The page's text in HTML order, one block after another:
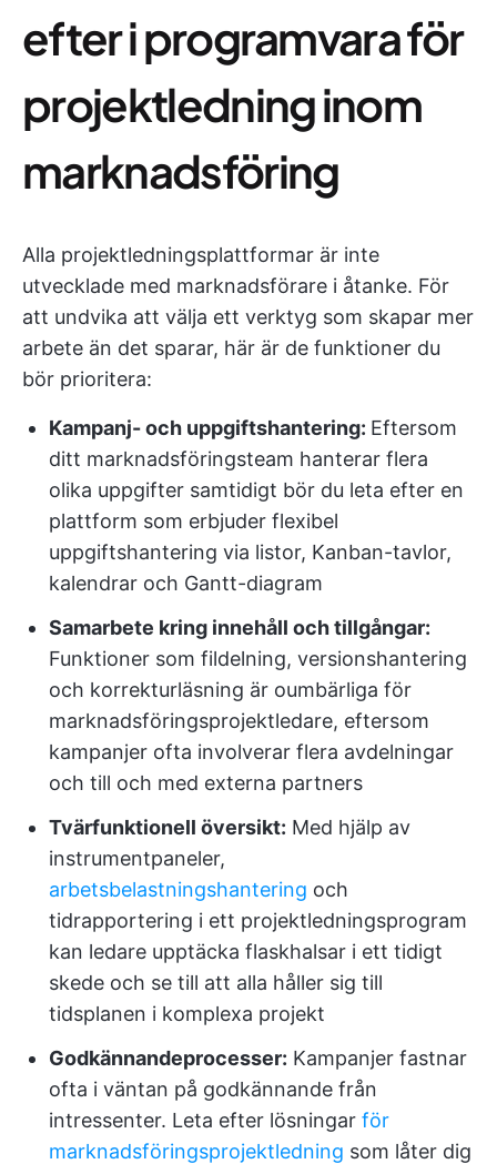
efter i programvara för
projektledning inom
marknadsföring
Alla projektledningsplattformar är inte
utvecklade med marknadsförare i åtanke. För
att undvika att välja ett verktyg som skapar mer
arbete än det sparar, här är de funktioner du
bör prioritera:
Kampanj- och uppgiftshantering: Eftersom
ditt marknadsföringsteam hanterar flera
olika uppgifter samtidigt bör du leta efter en
plattform som erbjuder flexibel
uppgiftshantering via listor, Kanban-tavlor,
kalendrar och Gantt-diagram
Samarbete kring innehåll och tillgångar:
Funktioner som fildelning, versionshantering
och korrekturläsning är oumbärliga för
marknadsföringsprojektledare, eftersom
kampanjer ofta involverar flera avdelningar
och till och med externa partners
Tvärfunktionell översikt: Med hjälp av
instrumentpaneler,
arbetsbelastningshantering och
tidrapportering i ett projektledningsprogram
kan ledare upptäcka flaskhalsar i ett tidigt
skede och se till att alla håller sig till
tidsplanen i komplexa projekt
Godkännandeprocesser: Kampanjer fastnar
ofta i väntan på godkännande från
intressenter. Leta efter lösningar för
marknadsföringsprojektledning som låter dig